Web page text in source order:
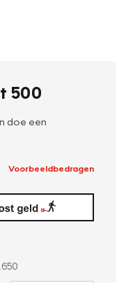
500
doe een
Voorbeeldbedragen